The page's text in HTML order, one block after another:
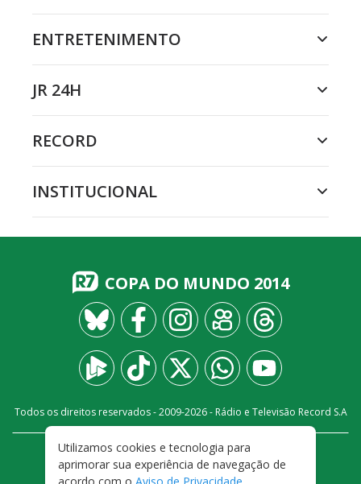
ENTRETENIMENTO
JR 24H
RECORD
INSTITUCIONAL
COPA DO MUNDO 2014
Todos os direitos reservados - 2009-2026- Rádio e Televisão Record S.A
FALE CONOSCO
PRIVACIDADE
TERMOS E CONDIÇÕES DE USO
Utilizamos cookies e tecnologia para
aprimorar sua experiência de navegação de